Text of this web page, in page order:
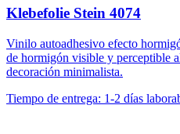
Klebefolie Stein 4074
Vinilo autoadhesivo efecto
de hormigón visible y perceptible
decoración minimalista.
Tiempo de entrega: 1-2 días